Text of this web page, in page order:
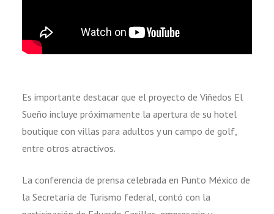
Es importante destacar que el proyecto de Viñedos El
Sueño incluye próximamente la apertura de su hotel
boutique con villas para adultos y un campo de golf,
entre otros atractivos.
La conferencia de prensa celebrada en Punto México de
la Secretaría de Turismo federal, contó con la